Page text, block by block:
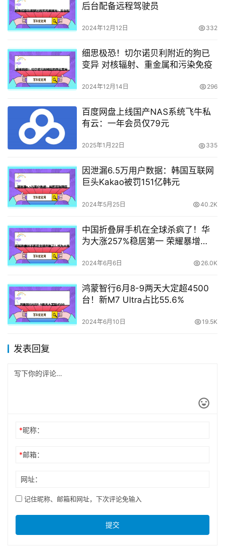
后台配备远程驾驶员
2024年12月12日 332
细思极恐！切尔诺贝利附近的狗已
变异 对核辐射、重金属和污染免疫
2024年12月14日 296
百度网盘上线国产NAS系统飞牛私
有云：一年会员仅79元
2025年1月22日 335
因泄漏6.5万用户数据：韩国互联网
巨头Kakao被罚151亿韩元
2024年5月25日 40.2K
中国折叠屏手机在全球杀疯了！华
为大涨257%稳居第一 荣耀暴增
2024年6月6日 26.0K
鸿蒙智行6月8-9两天大定超4500
台！新M7 Ultra占比55.6%
2024年6月10日 19.5K
发表回复
*昵称：
*邮箱：
网址：
记住昵称、邮箱和网址，下次评论免输入
提交